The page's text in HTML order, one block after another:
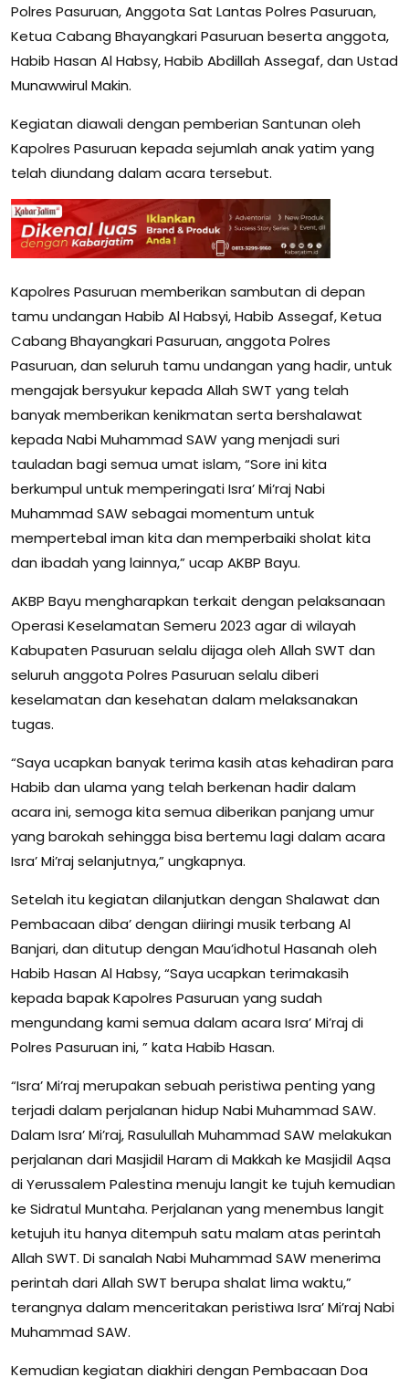
Polres Pasuruan, Anggota Sat Lantas Polres Pasuruan,
Ketua Cabang Bhayangkari Pasuruan beserta anggota,
Habib Hasan Al Habsy, Habib Abdillah Assegaf, dan Ustad
Munawwirul Makin.
Kegiatan diawali dengan pemberian Santunan oleh
Kapolres Pasuruan kepada sejumlah anak yatim yang
telah diundang dalam acara tersebut.
Kapolres Pasuruan memberikan sambutan di depan
tamu undangan Habib Al Habsyi, Habib Assegaf, Ketua
Cabang Bhayangkari Pasuruan, anggota Polres
Pasuruan, dan seluruh tamu undangan yang hadir, untuk
mengajak bersyukur kepada Allah SWT yang telah
banyak memberikan kenikmatan serta bershalawat
kepada Nabi Muhammad SAW yang menjadi suri
tauladan bagi semua umat islam, “Sore ini kita
berkumpul untuk memperingati Isra’ Mi’raj Nabi
Muhammad SAW sebagai momentum untuk
mempertebal iman kita dan memperbaiki sholat kita
dan ibadah yang lainnya,” ucap AKBP Bayu.
AKBP Bayu mengharapkan terkait dengan pelaksanaan
Operasi Keselamatan Semeru 2023 agar di wilayah
Kabupaten Pasuruan selalu dijaga oleh Allah SWT dan
seluruh anggota Polres Pasuruan selalu diberi
keselamatan dan kesehatan dalam melaksanakan
tugas.
“Saya ucapkan banyak terima kasih atas kehadiran para
Habib dan ulama yang telah berkenan hadir dalam
acara ini, semoga kita semua diberikan panjang umur
yang barokah sehingga bisa bertemu lagi dalam acara
Isra’ Mi’raj selanjutnya,” ungkapnya.
Setelah itu kegiatan dilanjutkan dengan Shalawat dan
Pembacaan diba’ dengan diiringi musik terbang Al
Banjari, dan ditutup dengan Mau’idhotul Hasanah oleh
Habib Hasan Al Habsy, “Saya ucapkan terimakasih
kepada bapak Kapolres Pasuruan yang sudah
mengundang kami semua dalam acara Isra’ Mi’raj di
Polres Pasuruan ini, ” kata Habib Hasan.
“Isra’ Mi’raj merupakan sebuah peristiwa penting yang
terjadi dalam perjalanan hidup Nabi Muhammad SAW.
Dalam Isra’ Mi’raj, Rasulullah Muhammad SAW melakukan
perjalanan dari Masjidil Haram di Makkah ke Masjidil Aqsa
di Yerussalem Palestina menuju langit ke tujuh kemudian
ke Sidratul Muntaha. Perjalanan yang menembus langit
ketujuh itu hanya ditempuh satu malam atas perintah
Allah SWT. Di sanalah Nabi Muhammad SAW menerima
perintah dari Allah SWT berupa shalat lima waktu,”
terangnya dalam menceritakan peristiwa Isra’ Mi’raj Nabi
Muhammad SAW.
Kemudian kegiatan diakhiri dengan Pembacaan Doa